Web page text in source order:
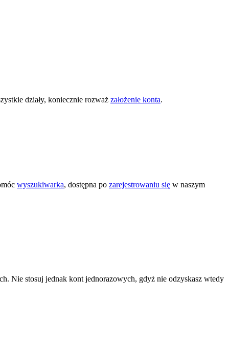
działy, koniecznie rozważ założenie konta.
wyszukiwarka, dostępna po zarejestrowaniu się w naszym
Nie stosuj jednak kont jednorazowych, gdyż nie odzyskasz wtedy